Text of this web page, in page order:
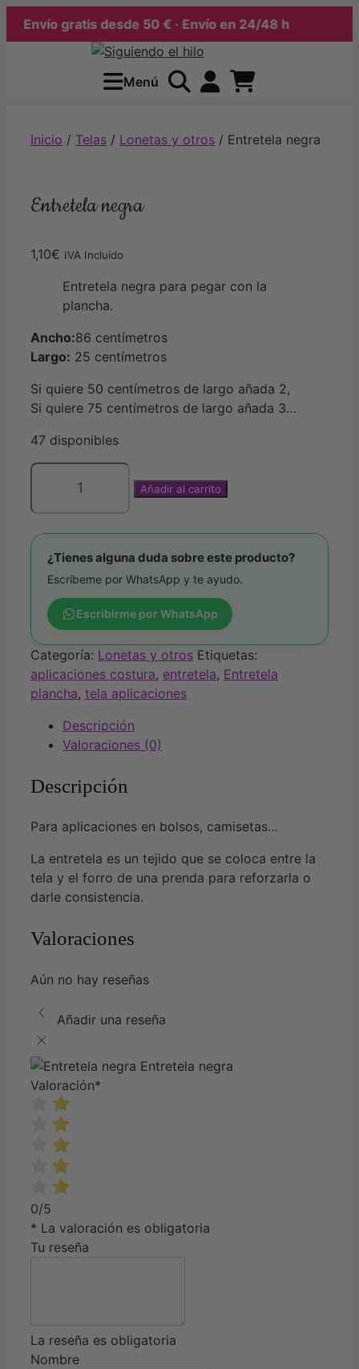
Envío gratis desde 50 € · Envío en 24/48 h
Menú
Inicio / Telas / Lonetas y otros / Entretela negra
Entretela negra
1,10€ IVA Incluído
Entretela negra para pegar con la
plancha.
Ancho:86 centímetros
Largo: 25 centímetros
Si quiere 50 centímetros de largo añada 2,
Si quiere 75 centímetros de largo añada 3…
47 disponibles
Entretela
negra
cantidad
Añadir al carrito
¿Tienes alguna duda sobre este producto?
Escríbeme por WhatsApp y te ayudo.
Escribirme por WhatsApp
Categoría: Lonetas y otros Etiquetas:
aplicaciones costura, entretela, Entretela
plancha, tela aplicaciones
Descripción
Valoraciones (0)
Descripción
Para aplicaciones en bolsos, camisetas…
La entretela es un tejido que se coloca entre la
tela y el forro de una prenda para reforzarla o
darle consistencia.
Valoraciones
Aún no hay reseñas
Añadir una reseña
Entretela negra
Valoración*
0/5
* La valoración es obligatoria
Tu reseña
La reseña es obligatoria
Nombre